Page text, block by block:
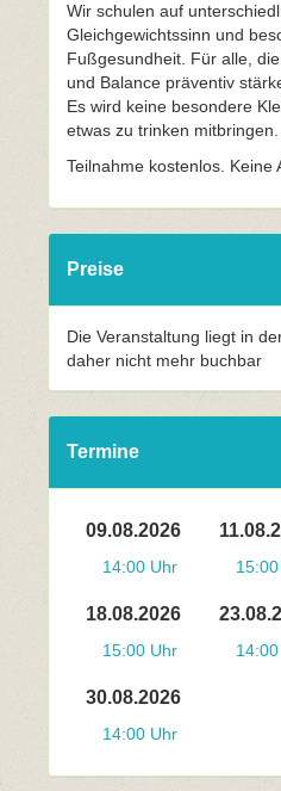
Wir schulen auf
Gleichgewichtssinn und
Fußgesundheit. Für alle,
und Balance präventiv
Es wird keine besondere
etwas zu trinken mitbringen.
Teilnahme kostenlos. Keine
Preise
Die Veranstaltung liegt in
daher nicht mehr buchbar
Termine
09.08.2026
14:00 Uhr
18.08.2026
15:00 Uhr
30.08.2026
14:00 Uhr